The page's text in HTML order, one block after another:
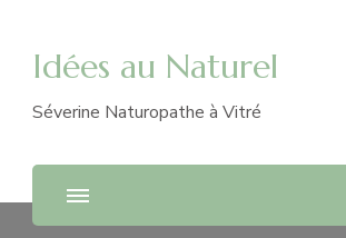
Idées au Naturel
Séverine Naturopathe à Vitré